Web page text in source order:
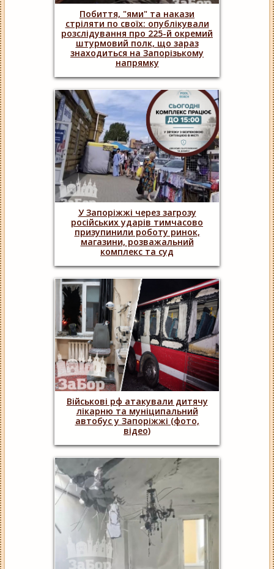
Побиття, "ями" та накази
стріляти по своїх: опублікували
розслідування про 225-й окремий
штурмовий полк, що зараз
знаходиться на Запорізькому
напрямку
У Запоріжжі через загрозу
російських ударів тимчасово
призупинили роботу ринок,
магазини, розважальний
комплекс та суд
Військові рф атакували дитячу
лікарню та муніципальний
автобус у Запоріжжі (фото,
відео)